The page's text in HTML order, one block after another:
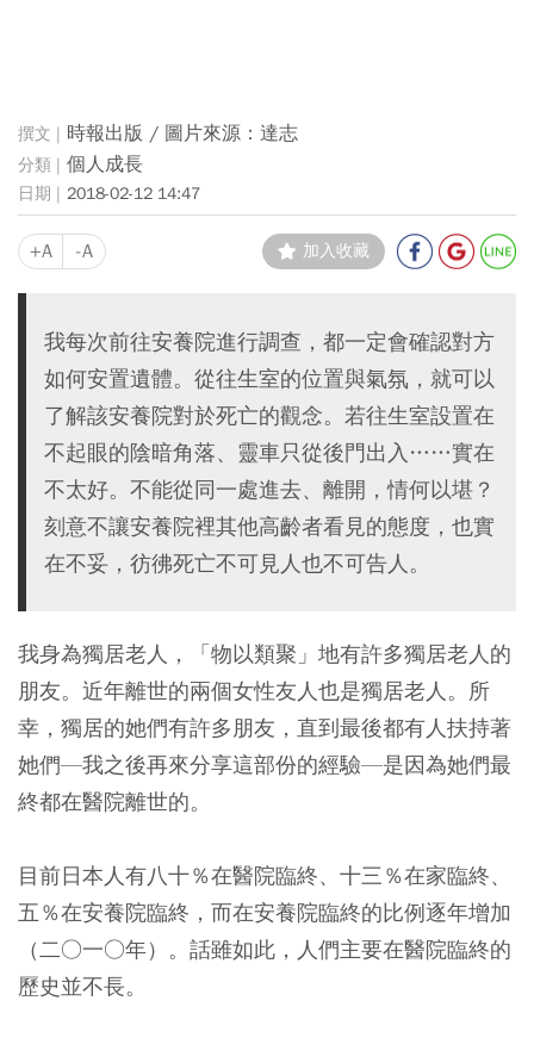
時報出版 / 圖片來源：達志
個人成長
2018-02-12 14:47
+A -A 加入收藏
我每次前往安養院進行調查，都一定會確認對方
如何安置遺體。從往生室的位置與氣氛，就可以
了解該安養院對於死亡的觀念。若往生室設置在
不起眼的陰暗角落、靈車只從後門出入……實在
不太好。不能從同一處進去、離開，情何以堪？
刻意不讓安養院裡其他高齡者看見的態度，也實
在不妥，彷彿死亡不可見人也不可告人。
我身為獨居老人，「物以類聚」地有許多獨居老人的
朋友。近年離世的兩個女性友人也是獨居老人。所
幸，獨居的她們有許多朋友，直到最後都有人扶持著
她們—我之後再來分享這部份的經驗—是因為她們最
終都在醫院離世的。
目前日本人有八十％在醫院臨終、十三％在家臨終、
五％在安養院臨終，而在安養院臨終的比例逐年增加
（二○一○年）。話雖如此，人們主要在醫院臨終的
歷史並不長。